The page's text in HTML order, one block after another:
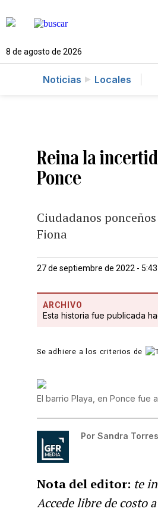
8 de agosto de 2026
Noticias Locales
Reina la
Ponce
Ciudadanos
Fiona
27 de septiembre de 2022 - 5:43
ARCHIVO
Esta historia fue publicada
Se adhiere a los criterios de
El barrio Playa, en Ponce fue
Por Sandra
Nota del editor: te
Accede libre de costo